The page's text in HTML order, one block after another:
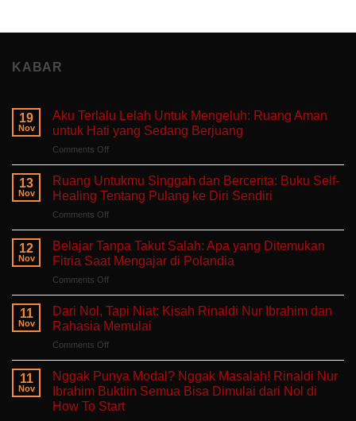
KABAR
19
Nov
Aku Terlalu Lelah Untuk Mengeluh: Ruang Aman
untuk Hati yang Sedang Berjuang
Comments Offon
Terlalu
Untuk
Mengeluh:
Ruang
Aman
untuk
Sedang
Berjuang
13
Nov
Ruang Untukmu Singgah dan Bercerita: Buku Self-
Healing Tentang Pulang ke Diri Sendiri
Comments Offon
Untukmu
Singgah
dan
Bercerita:
Buku
Self-
Healing
ke
Diri
Sendiri
12
Nov
Belajar Tanpa Takut Salah: Apa yang Ditemukan
Fitria Saat Mengajar di Polandia
Comments Offon
Tanpa
Takut
Salah:
Apa
yang
Ditemukan
Fitria
Saat
Mengajar
11
Nov
Dari Nol, Tapi Niat: Kisah Rinaldi Nur Ibrahim dan
Rahasia Memulai
Comments Offon
Tapi
Niat:
Kisah
11
Nov
Nggak Punya Modal? Nggak Masalah! Rinaldi Nur
Ibrahim Buktiin Semua Bisa Dimulai dari Nol di
How To Start